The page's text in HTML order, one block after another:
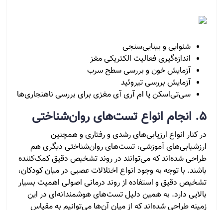
شنوایی و بینایی‌سنجی
اندازه‌گیری فعالیت الکتریکی مغز
آزمایش خون و بررسی سطح سرب
آزمایش بررسی تیروئید
سی‌تی‌اسکن یا ام آری آی مغزی برای بررسی ناهنجاری‌ها
5. انجام انواع تست‌های روان‌شناختی
در کنار انواع ارزیابی‌های رشدی و رفتاری و همچنین
ارزشیابی‌های آموزشی، تست‌های روان‌شناختی دیگری هم
طراحی شده‌اند که می‌توانند در روند تشخیص دقیق کمک‌کننده
باشند. با توجه به وجود انواع اختلالات عصبی در میان کودکان،
تشخیص دقیق و استفاده از روند درمانی اصولی اهمیت بسیار
بالایی دارد. به همین دلیل تست‌های هوشمندانه‌ای در این
زمینه طراحی شده‌اند که از میان آن‌ها می‌توانیم به مقیاس